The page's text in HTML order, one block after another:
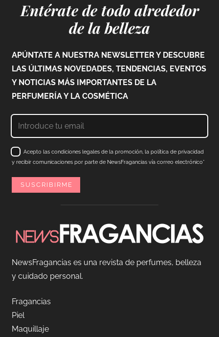
Entérate de todo alrededor
de la belleza
APÚNTATE A NUESTRA NEWSLETTER Y DESCUBRE
LAS ÚLTIMAS NOVEDADES, TENDENCIAS, EVENTOS
Y NOTICIAS MÁS IMPORTANTES DE LA
PERFUMERÍA Y LA COSMÉTICA
Acepto las condiciones legales de la promoción, la política de privacidad
y recibir comunicaciones por parte de NewsFragancias vía correo electrónico*
NewsFragancias es una revista de perfumes, belleza
y cuidado personal.
Fragancias
Piel
Maquillaje